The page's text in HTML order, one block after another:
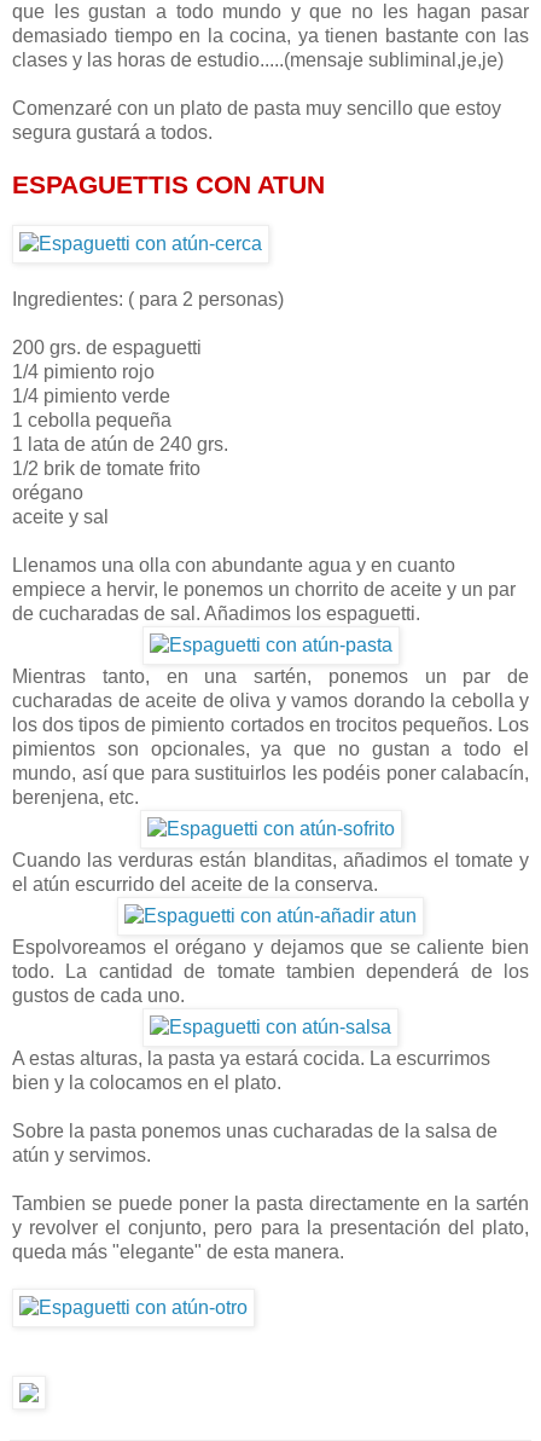
que les gustan a todo mundo y que no les hagan pasar
demasiado tiempo en la cocina, ya tienen bastante con las
clases y las horas de estudio.....(mensaje subliminal,je,je)
Comenzaré con un plato de pasta muy sencillo que estoy
segura gustará a todos.
ESPAGUETTIS CON ATUN
Ingredientes: ( para 2 personas)
200 grs. de espaguetti
1/4 pimiento rojo
1/4 pimiento verde
1 cebolla pequeña
1 lata de atún de 240 grs.
1/2 brik de tomate frito
orégano
aceite y sal
Llenamos una olla con abundante agua y en cuanto
empiece a hervir, le ponemos un chorrito de aceite y un par
de cucharadas de sal. Añadimos los espaguetti.
Mientras tanto, en una sartén, ponemos un par de
cucharadas de aceite de oliva y vamos dorando la cebolla y
los dos tipos de pimiento cortados en trocitos pequeños. Los
pimientos son opcionales, ya que no gustan a todo el
mundo, así que para sustituirlos les podéis poner calabacín,
berenjena, etc.
Cuando las verduras están blanditas, añadimos el tomate y
el atún escurrido del aceite de la conserva.
Espolvoreamos el orégano y dejamos que se caliente bien
todo. La cantidad de tomate tambien dependerá de los
gustos de cada uno.
A estas alturas, la pasta ya estará cocida. La escurrimos
bien y la colocamos en el plato.
Sobre la pasta ponemos unas cucharadas de la salsa de
atún y servimos.
Tambien se puede poner la pasta directamente en la sartén
y revolver el conjunto, pero para la presentación del plato,
queda más "elegante" de esta manera.